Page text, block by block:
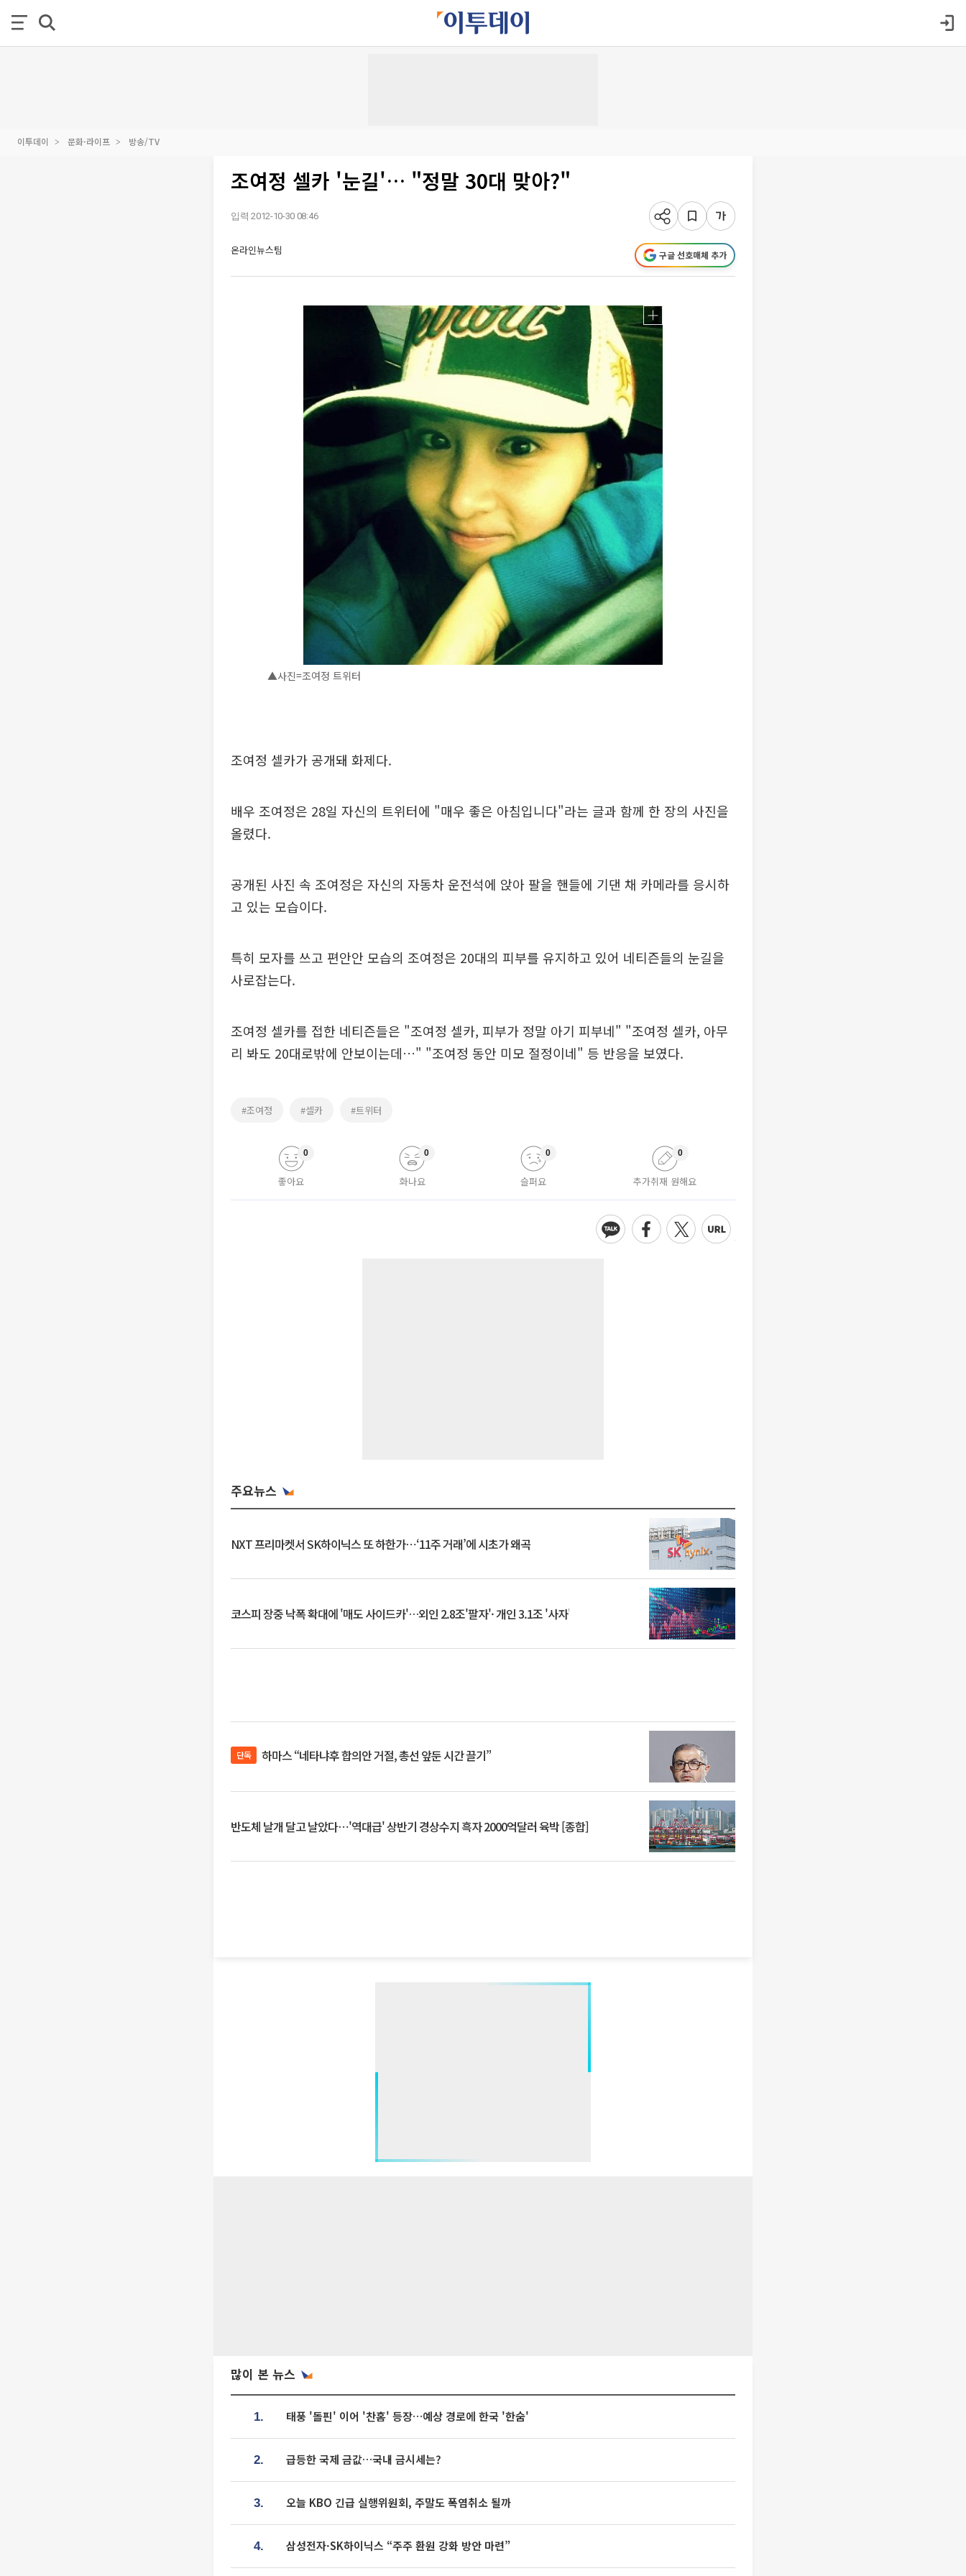
이투데이 문화·라이프 방송/TV
조여정 셀카 '눈길'… "정말 30대 맞아?"
입력 2012-10-30 08:46
온라인뉴스팀 구글 선호매체 추가
▲사진=조여정 트위터
조여정 셀카가 공개돼 화제다.
배우 조여정은 28일 자신의 트위터에 "매우 좋은 아침입니다"라는 글과 함께 한 장의 사진을
올렸다.
공개된 사진 속 조여정은 자신의 자동차 운전석에 앉아 팔을 핸들에 기댄 채 카메라를 응시하
고 있는 모습이다.
특히 모자를 쓰고 편안안 모습의 조여정은 20대의 피부를 유지하고 있어 네티즌들의 눈길을
사로잡는다.
조여정 셀카를 접한 네티즌들은 "조여정 셀카, 피부가 정말 아기 피부네" "조여정 셀카, 아무
리 봐도 20대로밖에 안보이는데…" "조여정 동안 미모 절정이네" 등 반응을 보였다.
#조여정 #셀카 #트위터
좋아요
0
화나요
0
슬퍼요
0
추가취재 원해요
0
주요뉴스
NXT 프리마켓서 SK하이닉스 또 하한가⋯‘11주 거래’에 시초가 왜곡
코스피 장중 낙폭 확대에 '매도 사이드카'…외인 2.8조'팔자'· 개인 3.1조 '사자'
단독 하마스 “네타냐후 합의안 거절, 총선 앞둔 시간 끌기”
반도체 날개 달고 날았다⋯'역대급' 상반기 경상수지 흑자 2000억달러 육박 [종합]
많이 본 뉴스
1. 태풍 '돌핀' 이어 '찬홈' 등장…예상 경로에 한국 '한숨'
2. 급등한 국제 금값…국내 금시세는?
3. 오늘 KBO 긴급 실행위원회, 주말도 폭염취소 될까
4. 삼성전자·SK하이닉스 “주주 환원 강화 방안 마련”